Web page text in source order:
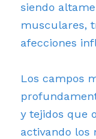
siendo
musculares,
afecciones
Los campos
y tejidos que
activando los